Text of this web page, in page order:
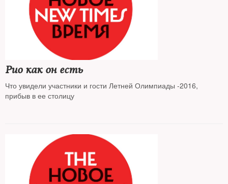
Рио как он есть
Что увидели участники и гости Летней Олимпиады -2016,
прибыв в ее столицу